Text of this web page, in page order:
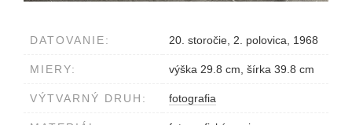
DATOVANIE: 20. storočie, 2. polovica, 1968
MIERY: výška 29.8 cm, šírka 39.8 cm
VÝTVARNÝ DRUH: fotografia